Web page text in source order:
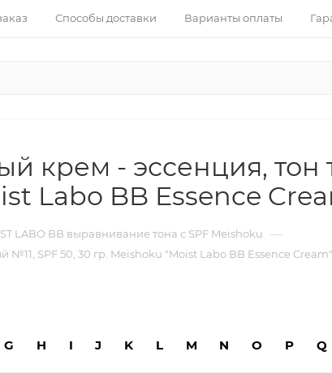
Способы доставки Варианты оплаты
крем - эссенция,
Labo BB Essence
LABO BB выравнивание тона с SPF Meishoku —
SPF 50, 30 гр. Meishoku "Moist Labo BB Essence Cream"
G H I J K L M N O P Q